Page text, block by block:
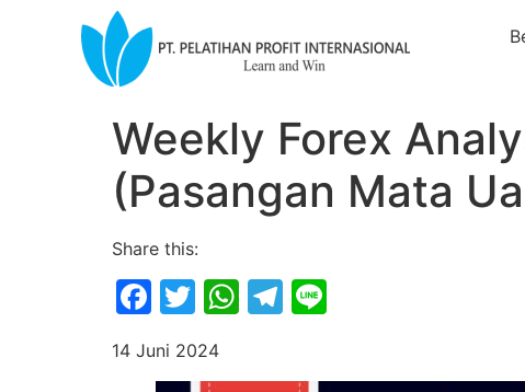
Weekly Forex
(Pasangan Mata
Share this:
Facebook
Twitter
WhatsApp
Telegram
14 Juni 2024